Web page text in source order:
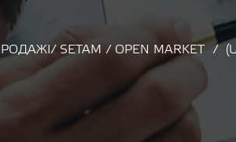
SETAM / OPEN MARKET